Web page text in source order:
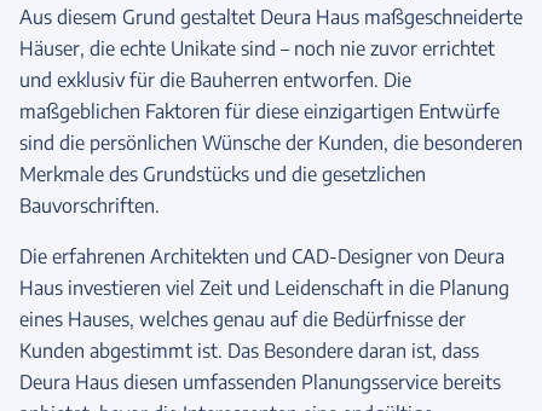
Aus diesem Grund gestaltet Deura Haus maßgeschneiderte
Häuser, die echte Unikate sind – noch nie zuvor errichtet
und exklusiv für die Bauherren entworfen. Die
maßgeblichen Faktoren für diese einzigartigen Entwürfe
sind die persönlichen Wünsche der Kunden, die besonderen
Merkmale des Grundstücks und die gesetzlichen
Bauvorschriften.
Die erfahrenen Architekten und CAD-Designer von Deura
Haus investieren viel Zeit und Leidenschaft in die Planung
eines Hauses, welches genau auf die Bedürfnisse der
Kunden abgestimmt ist. Das Besondere daran ist, dass
Deura Haus diesen umfassenden Planungsservice bereits